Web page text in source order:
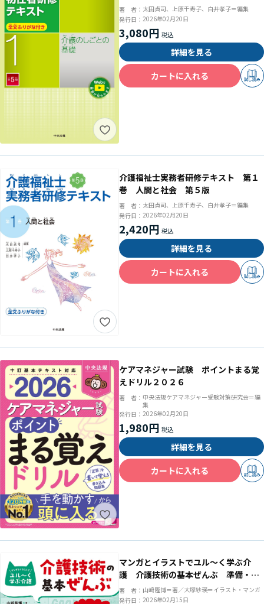
著 者： 太田貞司、上原千寿子、白井孝子＝編集
発行日： 2026年02月20日
3,080円
詳細を見る
カートに入れる
試し読み
介護福祉士実務者研修テキスト 第１
巻 人間と社会 第５版
著 者： 太田貞司、上原千寿子、白井孝子＝編集
発行日： 2026年02月20日
2,420円
詳細を見る
カートに入れる
試し読み
ケアマネジャー試験 ポイントまる覚
えドリル２０２６
著 者： 中央法規ケアマネジャー受験対策研究会＝編
集
発行日： 2026年02月20日
1,980円
詳細を見る
カートに入れる
試し読み
マンガとイラストでユル～く学ぶ介
護 介護技術の基本ぜんぶ 準備・知
識・技術がまるわかり
著 者： 山﨑隆博＝著／大塚紗瑛＝イラスト・マンガ
発行日： 2026年02月15日